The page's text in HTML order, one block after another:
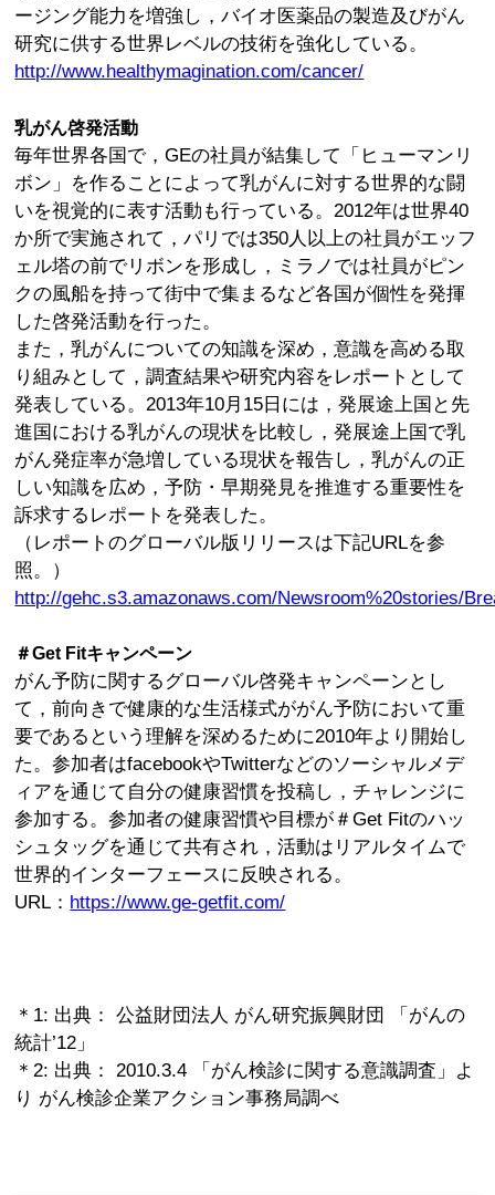
ージング能力を増強し，バイオ医薬品の製造及びがん
研究に供する世界レベルの技術を強化している。
http://www.healthymagination.com/cancer/
乳がん啓発活動
毎年世界各国で，GEの社員が結集して「ヒューマンリ
ボン」を作ることによって乳がんに対する世界的な闘
いを視覚的に表す活動も行っている。2012年は世界40
か所で実施されて，パリでは350人以上の社員がエッフ
ェル塔の前でリボンを形成し，ミラノでは社員がピン
クの風船を持って街中で集まるなど各国が個性を発揮
した啓発活動を行った。
また，乳がんについての知識を深め，意識を高める取
り組みとして，調査結果や研究内容をレポートとして
発表している。2013年10月15日には，発展途上国と先
進国における乳がんの現状を比較し，発展途上国で乳
がん発症率が急増している現状を報告し，乳がんの正
しい知識を広め，予防・早期発見を推進する重要性を
訴求するレポートを発表した。
（レポートのグローバル版リリースは下記URLを参
照。）
http://gehc.s3.amazonaws.com/Newsroom%20stories/
＃Get Fitキャンペーン
がん予防に関するグローバル啓発キャンペーンとし
て，前向きで健康的な生活様式ががん予防において重
要であるという理解を深めるために2010年より開始し
た。参加者はfacebookやTwitterなどのソーシャルメデ
ィアを通じて自分の健康習慣を投稿し，チャレンジに
参加する。参加者の健康習慣や目標が＃Get Fitのハッ
シュタッグを通じて共有され，活動はリアルタイムで
世界的インターフェースに反映される。
URL： https://www.ge-getfit.com/
＊1: 出典： 公益財団法人 がん研究振興財団 「がんの
統計’12」
＊2: 出典： 2010.3.4 「がん検診に関する意識調査」よ
り がん検診企業アクション事務局調べ